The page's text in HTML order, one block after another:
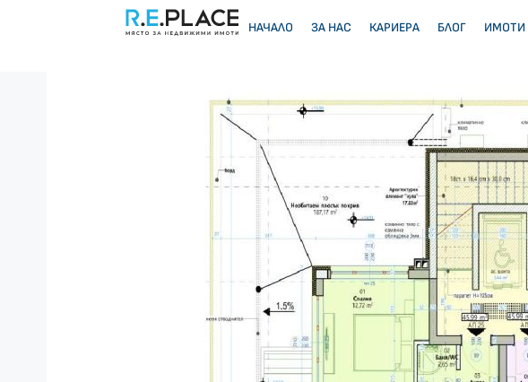
НАЧАЛО ЗА НАС КАРИЕРА БЛОГ ИМОТИ